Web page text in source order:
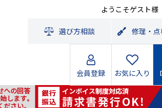
ようこそゲスト様
選び方相談 修理・
会員登録 お気に入り